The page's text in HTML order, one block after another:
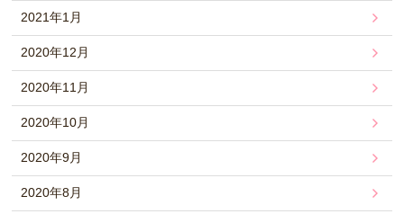
2021年1月
2020年12月
2020年11月
2020年10月
2020年9月
2020年8月